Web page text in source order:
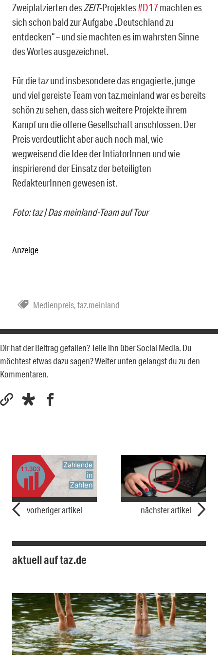
Zweiplatzierten desZEIT-Projektes#D17 machten es
sich schon bald zur Aufgabe „Deutschland zu
entdecken“ – und sie machten es im wahrsten Sinne
des Wortes ausgezeichnet.
Für die taz und insbesondere das engagierte, junge
und viel gereiste Team von taz.meinland war es bereits
schön zu sehen, dass sich weitere Projekte ihrem
Kampf um die offene Gesellschaft anschlossen. Der
Preis verdeutlicht aber auch noch mal, wie
wegweisend die Idee der IntiatorInnen und wie
inspirierend der Einsatz der beteiligten
RedakteurInnen gewesen ist.
Foto: taz | Das meinland-Team auf Tour
Anzeige
Medienpreis,taz.meinland
Dir hat der Beitrag gefallen? Teile ihn über Social Media. Du
möchtest etwas dazu sagen? Weiter unten gelangst du zu den
Kommentaren.
vorheriger artikel nächster artikel
aktuell auf taz.de